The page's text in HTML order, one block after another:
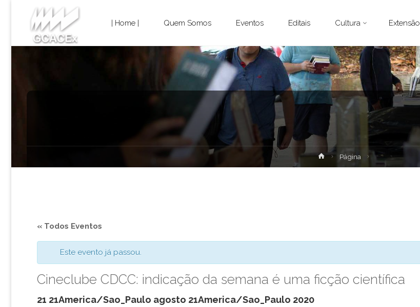
Extensão
Carlos
| Home | Quem Somos Eventos Editais Cultura Extensão
HomePágina
« Todos Eventos
Este evento já passou.
Cineclube CDCC: indicação da semana é uma ficção científica
21 21America/Sao_Paulo agosto 21America/Sao_Paulo 2020